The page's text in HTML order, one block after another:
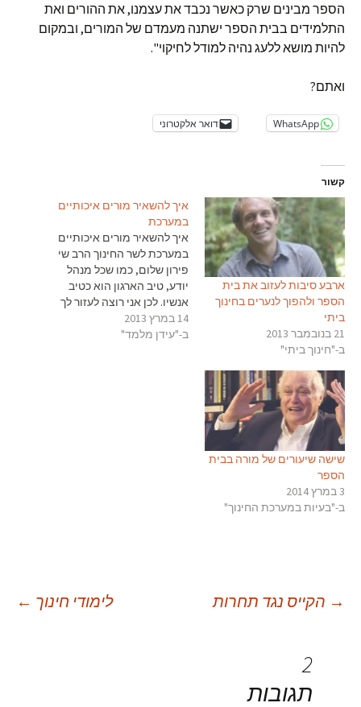
הספר מבינים שרק כאשר נכבד את עצמנו, את ההורים ואת
התלמידים בבית הספר ישתנה מעמדם של המורים, ובמקום
להיות מושא ללעג נהיה למודל לחיקוי".
ואתם?
WhatsApp דואר אלקטרוני
קשור
ארבע סיבות לעזוב את בית
הספר ולהפוך לנערים בחינוך
ביתי
21 בנובמבר 2013
ב-"חינוך ביתי"
איך להשאיר מורים איכותיים
במערכת
איך להשאיר מורים איכותיים
במערכת לשר החינוך הרב שי
פירון שלום, כמו שכל מנהל
יודע, טיב הארגון הוא כטיב
אנשיו. לכן אני רוצה לעזור לך
להשיג ולהשאיר מורים
איכותיים במערכת החינוך. רוב
14 במרץ 2013
ב-"עידן מלמד"
שישה שיעורים של מורה בבית
הספר
3 במרץ 2014
ב-"בעיות במערכת החינוך"
ניווט
בפוסטים
→ הקייס נגד תחרות לימודי חינוך ←
2
תגובות